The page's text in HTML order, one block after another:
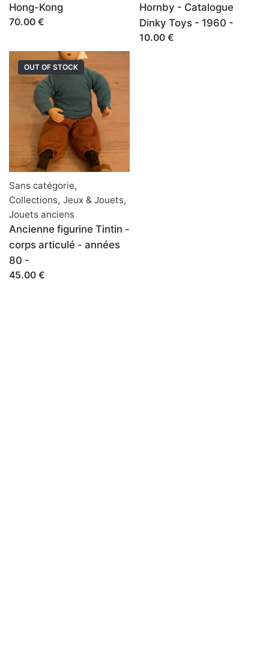
Hong-Kong
70.00 €
Hornby - Catalogue
Dinky Toys - 1960 -
10.00 €
OUT OF STOCK
Sans catégorie,
Collections, Jeux & Jouets,
Jouets anciens
Ancienne figurine Tintin -
corps articulé - années
80 -
45.00 €